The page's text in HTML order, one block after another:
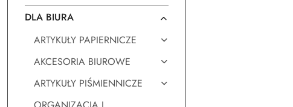
DLA BIURA
ARTYKUŁY PAPIERNICZE
AKCESORIA BIUROWE
ARTYKUŁY PIŚMIENNICZE